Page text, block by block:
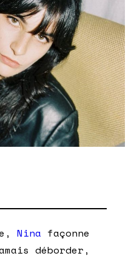
Nina façonne
déborder,